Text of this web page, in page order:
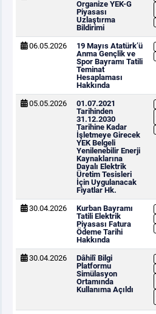
Organize YEK-G
Piyasası
Uzlaştırma
Bildirimi
06.05.2026
19 Mayıs Atatürk’ü
Anma Gençlik ve
Spor Bayramı Tatili
Teminat
Hesaplaması
Hakkında
05.05.2026
01.07.2021
Tarihinden
31.12.2030
Tarihine Kadar
İşletmeye Girecek
YEK Belgeli
Yenilenebilir Enerji
Kaynaklarına
Dayalı Elektrik
Üretim Tesisleri
İçin Uygulanacak
Fiyatlar Hk.
30.04.2026
Kurban Bayramı
Tatili Elektrik
Piyasası Fatura
Ödeme Tarihi
Hakkında
30.04.2026
Dâhilî Bilgi
Platformu
Simülasyon
Ortamında
Kullanıma Açıldı